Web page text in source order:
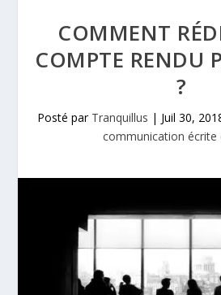
COMMENT
COMPTE RENDU
?
Posté par Tranquillus | Juil 30,
communication écrite